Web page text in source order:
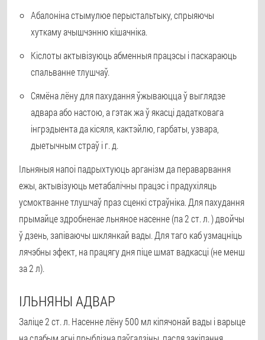
Абалоніна стымулюе перыстальтыку, спрыяючы
хуткаму ачышчэнню кішачніка.
Кіслоты актывізуюць абменныя працэсы і паскараюць
спальванне тлушчаў.
Сямёна лёну для пахудання ўжываюцца ў выглядзе
адвара або настою, а гэтак жа ў якасці дадатковага
інгрэдыента да кісяля, кактэйлю, гарбаты, узвара,
дыетычным страў і г. д.
Ільняныя напоі падрыхтуюць арганізм да пераварвання
ежы, актывізуюць метабалічны працэс і прадухіляць
усмоктванне тлушчаў праз сценкі страўніка. Для пахудання
прымайце здробненае льняное насенне (па 2 ст. л. ) двойчы
ў дзень, запіваючы шклянкай вады. Для таго каб узмацніць
лячэбны эфект, на працягу дня піце шмат вадкасці (не менш
за 2 л).
ІЛЬНЯНЫ АДВАР
Заліце 2 ст. л. Насенне лёну 500 мл кіпячонай вады і варыце